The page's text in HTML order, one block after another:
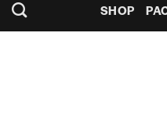
SHOP